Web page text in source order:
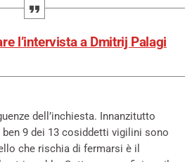
l’intervista a Dmitrij Palagi
dell’inchiesta. Innanzitutto
9 dei 13 cosiddetti vigilini sono
che rischia di fermarsi è il